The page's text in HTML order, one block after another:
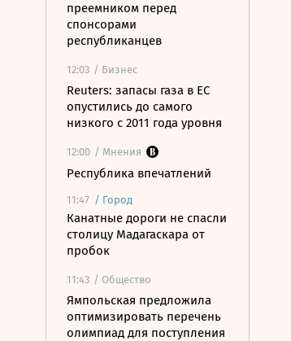
преемником перед
спонсорами
республиканцев
12:03 / Бизнес
Reuters: запасы газа в ЕС
опустились до самого
низкого с 2011 года уровня
12:00 / Мнения
Республика впечатлений
11:47 / Город
Канатные дороги не спасли
столицу Мадагаскара от
пробок
11:43 / Общество
Ямпольская предложила
оптимизировать перечень
олимпиад для поступления